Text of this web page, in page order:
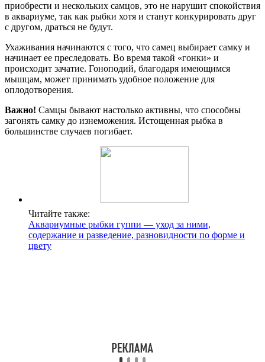
приобрести и нескольких самцов, это не нарушит спокойствия
в аквариуме, так как рыбки хотя и станут конкурировать друг
с другом, драться не будут.
Ухаживания начинаются с того, что самец выбирает самку и
начинает ее преследовать. Во время такой «гонки» и
происходит зачатие. Гоноподий, благодаря имеющимся
мышцам, может принимать удобное положение для
оплодотворения.
Важно! Самцы бывают настолько активны, что способны
загонять самку до изнеможения. Истощенная рыбка в
большинстве случаев погибает.
Читайте также:
Аквариумные рыбки гуппи — уход за ними,
содержание и разведение, разновидности по форме и
цвету